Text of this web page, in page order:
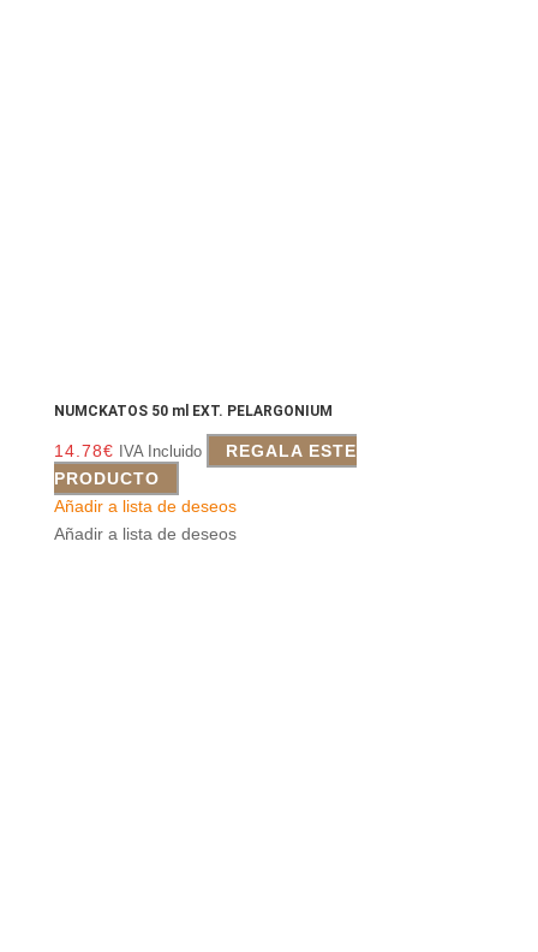
NUMCKATOS 50 ml EXT. PELARGONIUM
14.78€ IVA Incluido
REGALA ESTE
PRODUCTO
Añadir a lista de deseos
Añadir a lista de deseos